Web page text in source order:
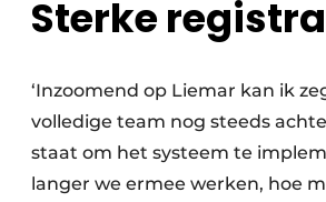
Sterke
‘Inzoomend op Liemar kan ik
volledige team nog steeds
staat om het systeem te
langer we ermee werken, hoe